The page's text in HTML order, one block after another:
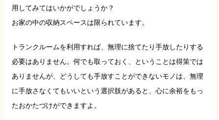
用してみてはいかがでしょうか？
お家の中の収納スペースは限られています。
トランクルームを利用すれば、無理に捨てたり手放したりする
必要はありません。何でも取っておく、ということは得策では
ありませんが、どうしても手放すことができないモノは、無理
に手放さなくてもいいという選択肢があると、心に余裕をもっ
たおかたづけができますよ。